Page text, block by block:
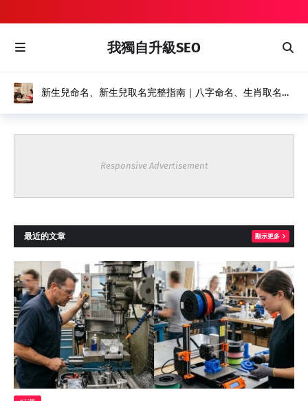
我獨自升級SEO
塗裝設備如何選擇？水幕式噴漆台、輸送機設備完整解析，
Responsive Advertisement
最近的文章 顯示更多